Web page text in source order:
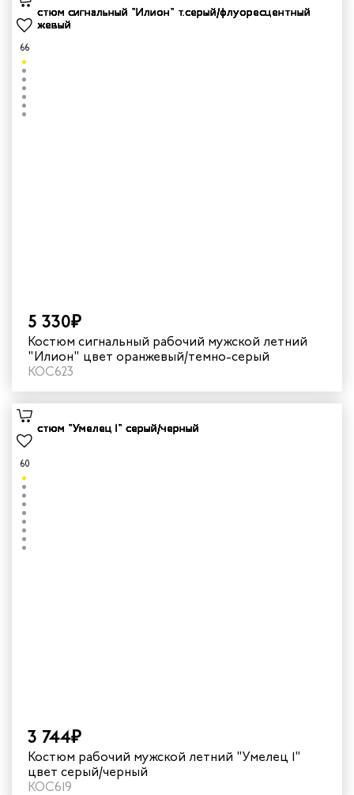
66
5 330₽
Костюм сигнальный рабочий мужской летний
"Илион" цвет оранжевый/темно-серый
КОС623
60
3 744₽
Костюм рабочий мужской летний "Умелец 1"
цвет серый/черный
КОС619